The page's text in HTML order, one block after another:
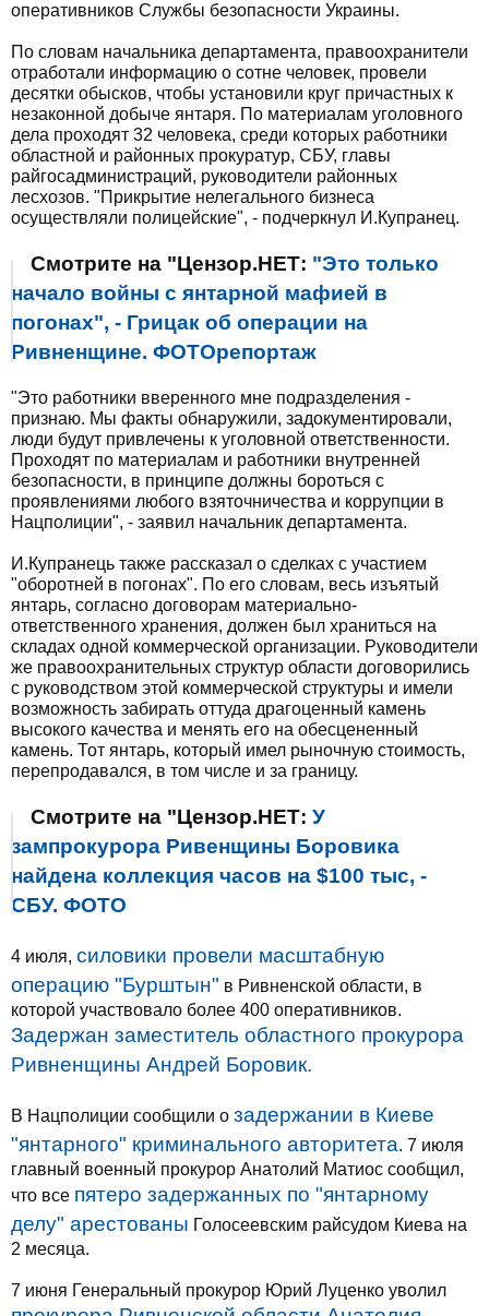
оперативников Службы безопасности Украины.
По словам начальника департамента, правоохранители
отработали информацию о сотне человек, провели
десятки обысков, чтобы установили круг причастных к
незаконной добыче янтаря. По материалам уголовного
дела проходят 32 человека, среди которых работники
областной и районных прокуратур, СБУ, главы
райгосадминистраций, руководители районных
лесхозов. "Прикрытие нелегального бизнеса
осуществляли полицейские", - подчеркнул И.Купранец.
Смотрите на "Цензор.НЕТ: "Это только
начало войны с янтарной мафией в
погонах", - Грицак об операции на
Ривненщине. ФОТОрепортаж
"Это работники вверенного мне подразделения -
признаю. Мы факты обнаружили, задокументировали,
люди будут привлечены к уголовной ответственности.
Проходят по материалам и работники внутренней
безопасности, в принципе должны бороться с
проявлениями любого взяточничества и коррупции в
Нацполиции", - заявил начальник департамента.
И.Купранець также рассказал о сделках с участием
"оборотней в погонах". По его словам, весь изъятый
янтарь, согласно договорам материально-
ответственного хранения, должен был храниться на
складах одной коммерческой организации. Руководители
же правоохранительных структур области договорились
с руководством этой коммерческой структуры и имели
возможность забирать оттуда драгоценный камень
высокого качества и менять его на обесцененный
камень. Тот янтарь, который имел рыночную стоимость,
перепродавался, в том числе и за границу.
Смотрите на "Цензор.НЕТ: У
зампрокурора Ривенщины Боровика
найдена коллекция часов на $100 тыс, -
СБУ. ФОТО
4 июля, силовики провели масштабную
операцию "Бурштын" в Ривненской области, в
которой участвовало более 400 оперативников.
Задержан заместитель областного прокурора
Ривненщины Андрей Боровик.
В Нацполиции сообщили о задержании в Киеве
"янтарного" криминального авторитета. 7 июля
главный военный прокурор Анатолий Матиос сообщил,
что все пятеро задержанных по "янтарному
делу" арестованы Голосеевским райсудом Киева на
2 месяца.
7 июня Генеральный прокурор Юрий Луценко уволил